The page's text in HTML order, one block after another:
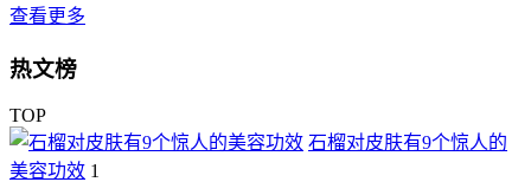
查看更多
热文榜
TOP
石榴对皮肤有9个惊人的
美容功效 1